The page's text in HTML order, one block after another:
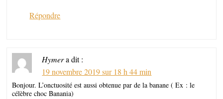
Répondre
Hymera dit :
19 novembre 2019 sur 18 h 44 min
Bonjour. L’onctuosité est aussi obtenue par de la banane ( Ex : le
célèbre choc Banania)